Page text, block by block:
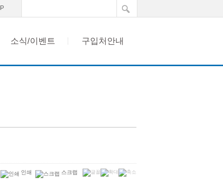
소식/이벤트 구입처안내
이벤트
인쇄 스크랩